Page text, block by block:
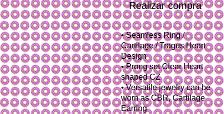
Realizar compra
• Seamless Ring /
Cartilage / Tragus Heart
Design
• Prong set Clear Heart
shaped CZ
• Versatile jewelry can be
worn as CBR, Cartilage
Earring